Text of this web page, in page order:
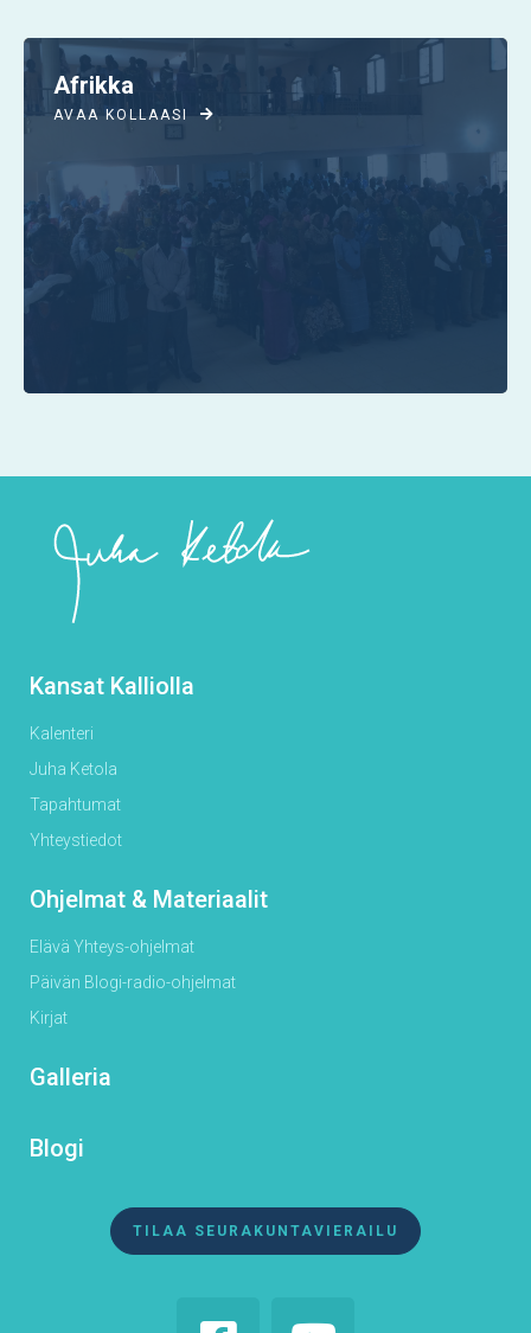
Afrikka
AVAA KOLLAASI 
Kansat Kalliolla
Kalenteri
Juha Ketola
Tapahtumat
Yhteystiedot
Ohjelmat & Materiaalit
Elävä Yhteys-ohjelmat
Päivän Blogi-radio-ohjelmat
Kirjat
Galleria
Blogi
TILAA SEURAKUNTAVIERAILU